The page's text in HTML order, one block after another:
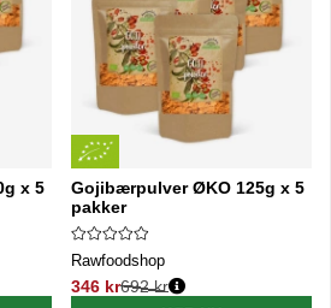
x 5
Gojibærpulver ØKO 125g x 5
pakker
Rawfoodshop
346 kr
Normalpris:
692 kr